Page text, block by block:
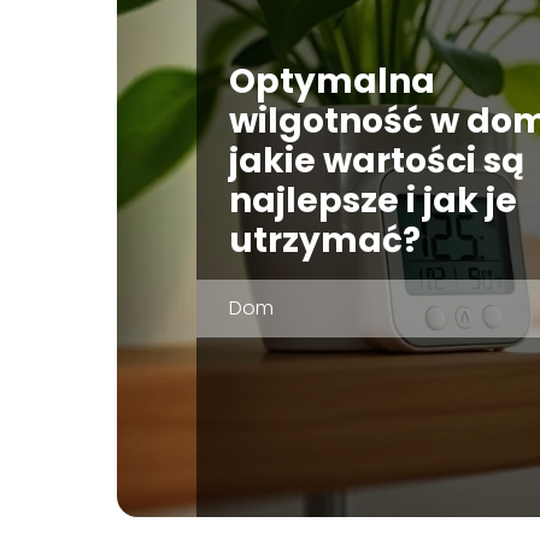
Optymalna
wilgotność w
jakie wartości są
najlepsze i jak je
utrzymać?
Dom